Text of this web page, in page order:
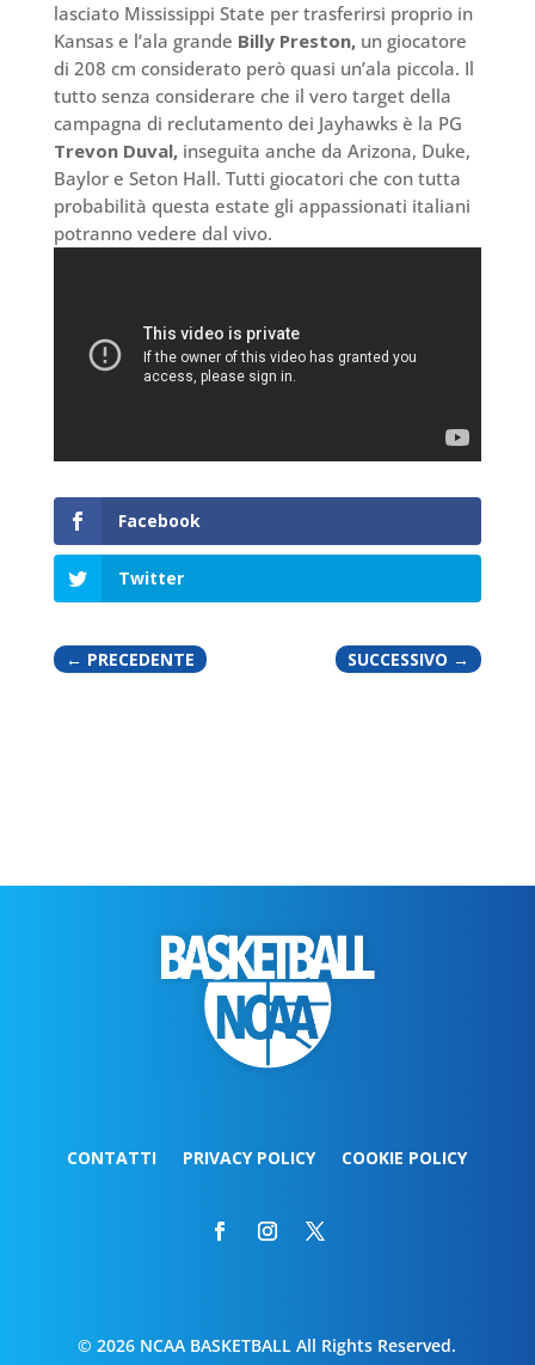
lasciato Mississippi State per trasferirsi proprio in
Kansas e l’ala grande Billy Preston,un giocatore
di 208 cm considerato però quasi un’ala piccola. Il
tutto senza considerare che il vero target della
campagna di reclutamento dei Jayhawks è la PG
Trevon Duval,inseguita anche da Arizona, Duke,
Baylor e Seton Hall. Tutti giocatori che con tutta
probabilità questa estate gli appassionati italiani
potranno vedere dal vivo.
Facebook
Twitter
← PRECEDENTE SUCCESSIVO →
CONTATTI PRIVACY POLICY COOKIE POLICY
© 2026 NCAA BASKETBALL All Rights Reserved.